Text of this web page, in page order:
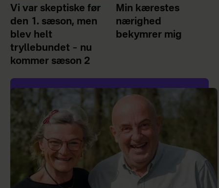
Vi var skeptiske før
den 1. sæson, men
blev helt
tryllebundet – nu
kommer sæson 2
Min kærestes
nærighed
bekymrer mig